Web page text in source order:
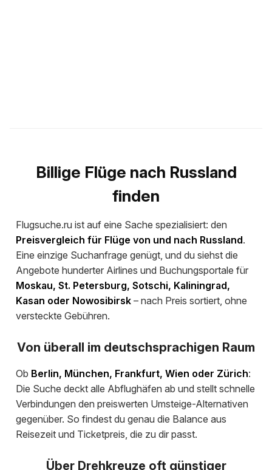
Billige Flüge nach Russland
finden
Flugsuche.ru ist auf eine Sache spezialisiert: den
Preisvergleich für Flüge von und nach Russland.
Eine einzige Suchanfrage genügt, und du siehst die
Angebote hunderter Airlines und Buchungsportale für
Moskau, St. Petersburg, Sotschi, Kaliningrad,
Kasan oder Nowosibirsk – nach Preis sortiert, ohne
versteckte Gebühren.
Von überall im deutschsprachigen Raum
Ob Berlin, München, Frankfurt, Wien oder Zürich:
Die Suche deckt alle Abflughäfen ab und stellt schnelle
Verbindungen den preiswerten Umsteige-Alternativen
gegenüber. So findest du genau die Balance aus
Reisezeit und Ticketpreis, die zu dir passt.
Über Drehkreuze oft günstiger